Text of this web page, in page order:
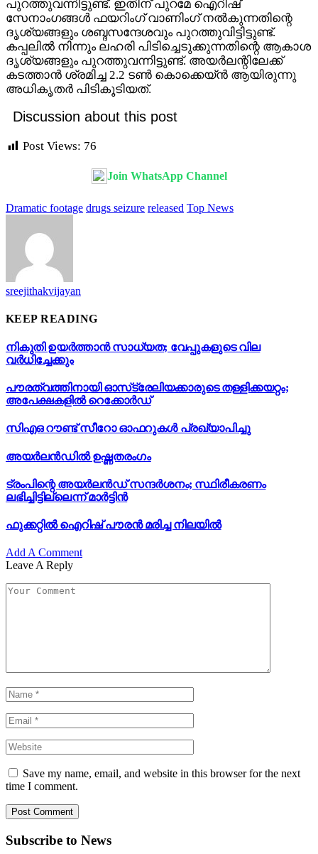
പുറത്തുവന്നിട്ടുണ്ട്. ഇതിന് പുറമേ ഐറിഷ്
സേനാംഗങ്ങൾ ഫയറിംഗ് വാണിംഗ് നൽകുന്നതിന്റെ
ദൃശ്യങ്ങളും ശബ്ദസന്ദേശവും പുറത്തുവിട്ടിട്ടുണ്ട്.
കപ്പലിൽ നിന്നും ലഹരി പിടിച്ചെടുക്കുന്നതിന്റെ ആകാശ
ദൃശ്യങ്ങളും പുറത്തുവന്നിട്ടുണ്ട്. അയർലന്റിലേക്ക്
കടത്താൻ ശ്രമിച്ച 2.2 ടൺ കൊക്കെയ്ൻ ആയിരുന്നു
അധികൃതർ പിടികൂടിയത്.
Discussion about this post
Post Views: 76
Join WhatsApp Channel
Dramatic footage drugs seizure released Top News
sreejithakvijayan
KEEP READING
നികുതി ഉയർത്താൻ സാധ്യത; വേപ്പുകളുടെ വില
വർധിച്ചേക്കും
പൗരത്വത്തിനായി ഓസ്‌ട്രേലിയക്കാരുടെ തള്ളിക്കയറ്റം;
അപേക്ഷകളിൽ റെക്കോർഡ്
സിഎഒ റൗണ്ട് സീറോ ഓഫറുകൾ പ്രഖ്യാപിച്ചു
അയർലൻഡിൽ ഉഷ്ണതരംഗം
ട്രംപിന്റെ അയർലൻഡ് സന്ദർശനം; സ്ഥിരീകരണം
ലഭിച്ചിട്ടില്ലെന്ന് മാർട്ടിൻ
ഫുക്കറ്റിൽ ഐറിഷ് പൗരൻ മരിച്ച നിലയിൽ
Add A Comment
Leave A Reply
Save my name, email, and website in this browser for the next
time I comment.
Subscribe to News